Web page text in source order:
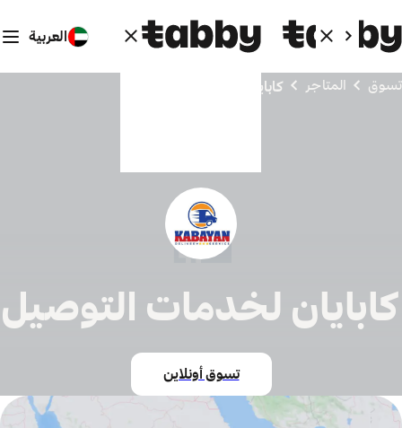
العربية
تسوق المتاجر كابايان لخدمات التوصيل
كابايان لخدمات التوصيل
تسوق أونلاين